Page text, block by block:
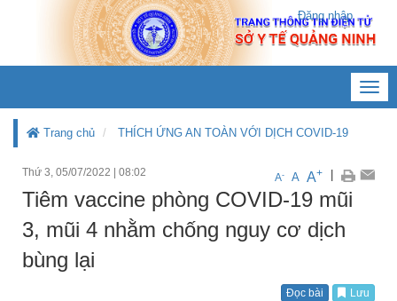
Đăng nhập
Trang chủ THÍCH ỨNG AN TOÀN VỚI DỊCH COVID-19
Thứ 3, 05/07/2022 08:02 A- A A+
Tiêm vaccine phòng COVID-19 mũi
3, mũi 4 nhằm chống nguy cơ dịch
bùng lại
Đọc bài Lưu